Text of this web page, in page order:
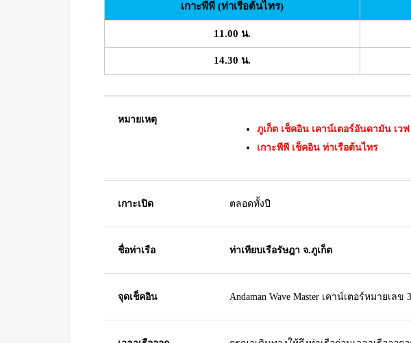
เกาะพีพี (ท่าเรือต้นไทร)
11.00 น.
14.30 น.
หมายเหตุ
ภูเก็ต เช็คอิน เคาน์เตอร์อันดามัน เว
เกาะพีพี เช็คอิน ท่าเรือต้นไทร
เกาะเปิด ตลอดทั้งปี
ชื่อท่าเรือ ท่าเทียบเรือรัษฎา จ.ภูเก็ต
จุดเช็คอิน Andaman Wave Master เคาน์เตอร์หมายเลข 3